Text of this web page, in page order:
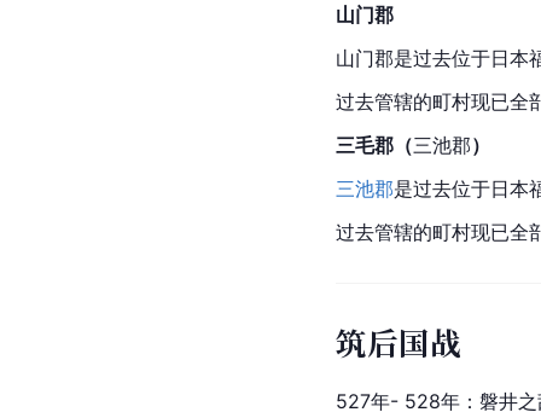
山门郡
山门郡是过去位于日本
过去管辖的町村现已全
三毛郡（三池郡）
三池郡是过去位于日本
过去管辖的町村现已全
筑后国战
527年- 528年：磐井之